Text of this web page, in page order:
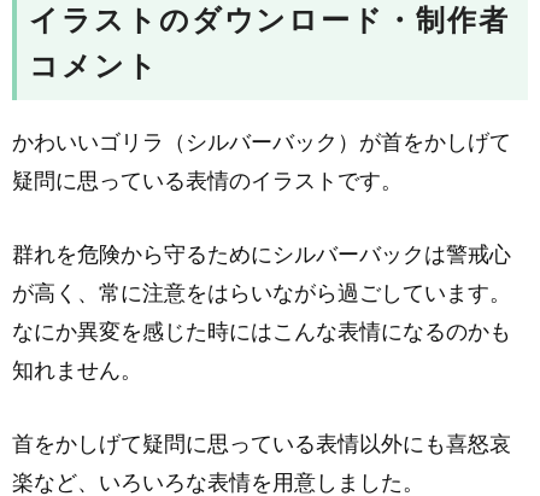
イラストのダウンロード・制作者
コメント
かわいいゴリラ（シルバーバック）が首をかしげて
疑問に思っている表情のイラストです。
群れを危険から守るためにシルバーバックは警戒心
が高く、常に注意をはらいながら過ごしています。
なにか異変を感じた時にはこんな表情になるのかも
知れません。
首をかしげて疑問に思っている表情以外にも喜怒哀
楽など、いろいろな表情を用意しました。